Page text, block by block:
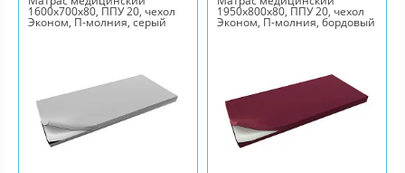
1600x700x80, ППУ 20, чехол
Эконом, П-молния, серый
1950x800x80, ППУ 20, чехол
Эконом, П-молния, бордовый